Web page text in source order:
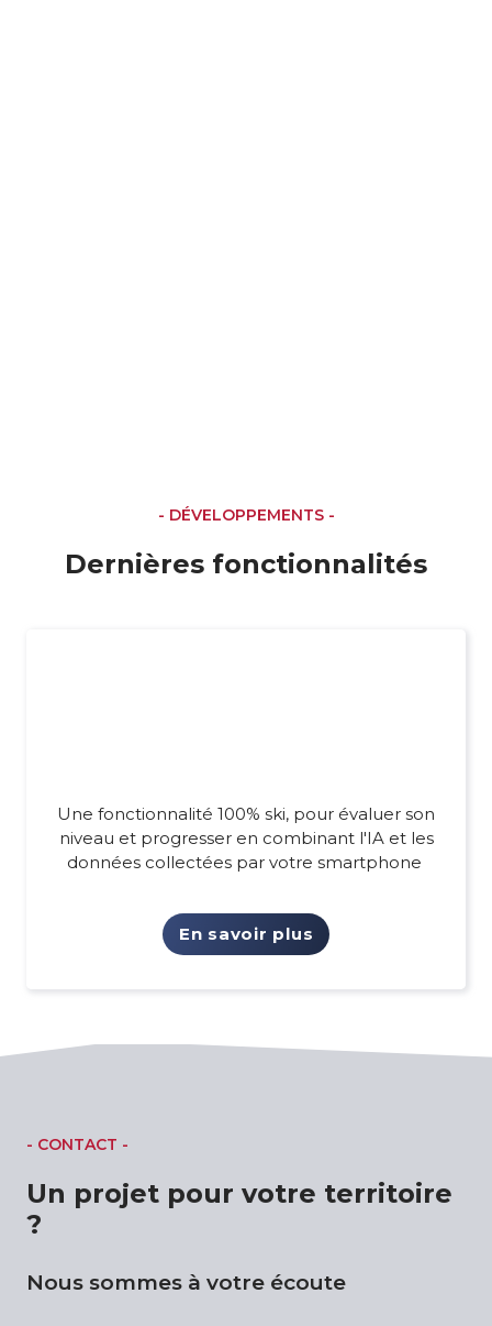
- DÉVELOPPEMENTS -
Dernières fonctionnalités
Une fonctionnalité 100% ski, pour évaluer son
niveau et progresser en combinant l'IA et les
données collectées par votre smartphone
En savoir plus
- CONTACT -
Un projet pour votre territoire
?
Nous sommes à votre écoute